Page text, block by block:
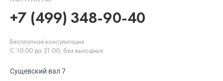
+7 (499) 348-90-40
Бесплатная консультация
С 10:00 до 21:00, без выходных
Сущевский вал 7